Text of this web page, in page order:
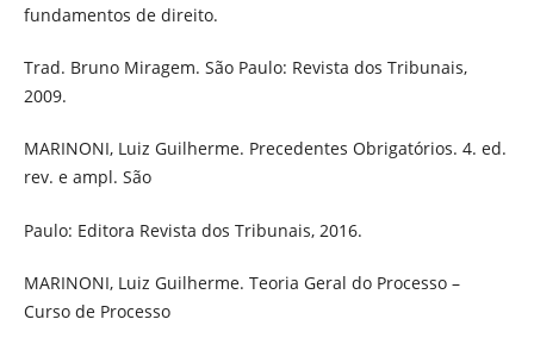
fundamentos de direito.
Trad. Bruno Miragem. São Paulo: Revista dos Tribunais,
2009.
MARINONI, Luiz Guilherme. Precedentes Obrigatórios. 4. ed.
rev. e ampl. São
Paulo: Editora Revista dos Tribunais, 2016.
MARINONI, Luiz Guilherme. Teoria Geral do Processo –
Curso de Processo